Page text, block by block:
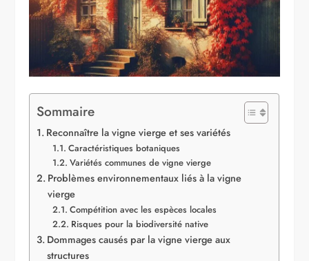
Sommaire
Reconnaître la vigne vierge et ses variétés
Caractéristiques botaniques
Variétés communes de vigne vierge
Problèmes environnementaux liés à la vigne
vierge
Compétition avec les espèces locales
Risques pour la biodiversité native
Dommages causés par la vigne vierge aux
structures